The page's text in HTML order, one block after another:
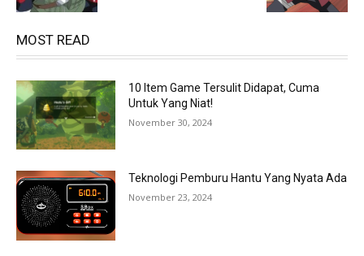
MOST READ
10 Item Game Tersulit Didapat, Cuma
Untuk Yang Niat!
November 30, 2024
Teknologi Pemburu Hantu Yang Nyata Ada
November 23, 2024